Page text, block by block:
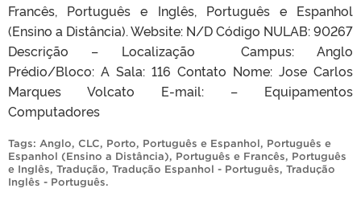
Francês, Português e Inglês, Português e Espanhol
(Ensino a Distância). Website: N/D Código NULAB: 90267
Descrição – Localização Campus: Anglo
Prédio/Bloco: A Sala: 116 Contato Nome: Jose Carlos
Marques Volcato E-mail: – Equipamentos
Computadores
Tags: Anglo, CLC, Porto, Português e Espanhol, Português e
Espanhol (Ensino a Distância), Português e Francês, Português
e Inglês, Tradução, Tradução Espanhol - Português, Tradução
Inglês - Português.